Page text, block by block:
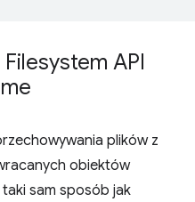
API
plików z
obiektów
sam sposób jak